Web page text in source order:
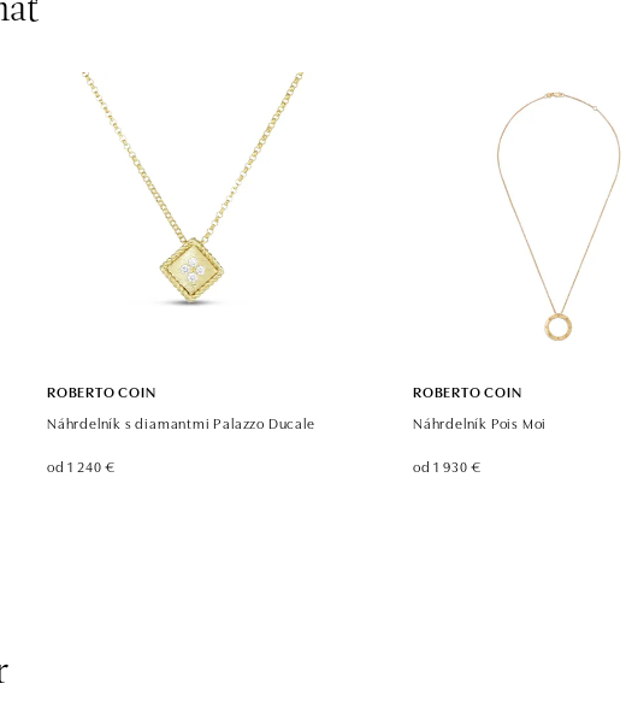
ROBERTO COIN
Náhrdelník s diamantmi Palazzo Ducale
od 1 240 €
ROBERTO COIN
Náhrdelník Pois Moi
od 1 930 €